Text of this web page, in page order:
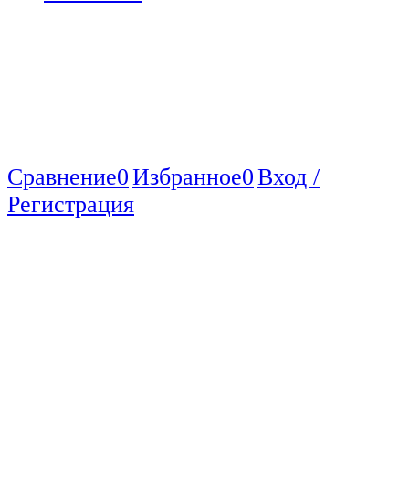
Сравнение0Избранное0Вход /
Регистрация